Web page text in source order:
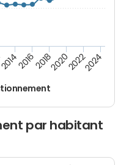
201420162018202020222024
par habitant